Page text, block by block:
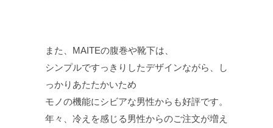
また、MAITEの腹巻や靴下は、
シンプルですっきりしたデザインながら、し
っかりあたたかいため
モノの機能にシビアな男性からも好評です。
年々、冷えを感じる男性からのご注文が増え